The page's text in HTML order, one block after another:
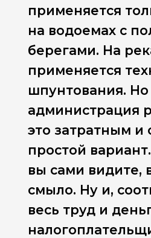
применяется
на водоемах с
берегами. На
применяется
шпунтования. Но
администрация
это затратным и
простой
вы сами видите,
смыло. Ну и,
весь труд и